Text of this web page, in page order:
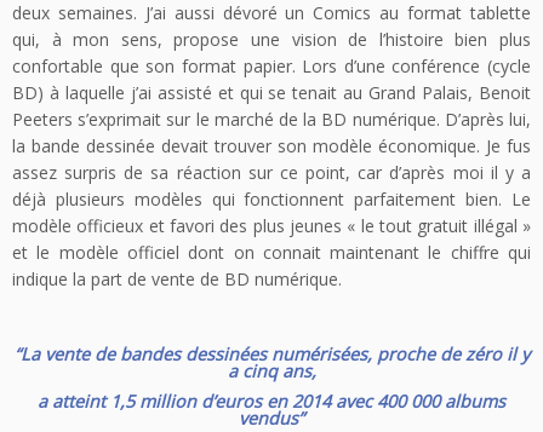
deux semaines. J’ai aussi dévoré un Comics au format tablette
qui, à mon sens, propose une vision de l’histoire bien plus
confortable que son format papier. Lors d’une conférence (cycle
BD) à laquelle j’ai assisté et qui se tenait au Grand Palais, Benoit
Peeters s’exprimait sur le marché de la BD numérique. D’après lui,
la bande dessinée devait trouver son modèle économique. Je fus
assez surpris de sa réaction sur ce point, car d’après moi il y a
déjà plusieurs modèles qui fonctionnent parfaitement bien. Le
modèle officieux et favori des plus jeunes « le tout gratuit illégal »
et le modèle officiel dont on connait maintenant le chiffre qui
indique la part de vente de BD numérique.
“La vente de bandes dessinées numérisées, proche de zéro il y
a cinq ans,
a atteint 1,5 million d’euros en 2014 avec 400 000 albums
vendus”